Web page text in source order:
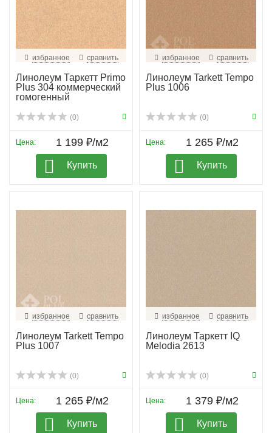
избранное сравнить
Линолеум Таркетт Primo
Plus 304 коммерческий
гомогенный
(0)
Цена: 1 199 ₽/м2
Купить
избранное сравнить
Линолеум Tarkett Tempo
Plus 1006
(0)
Цена: 1 265 ₽/м2
Купить
избранное сравнить
Линолеум Tarkett Tempo
Plus 1007
(0)
Цена: 1 265 ₽/м2
Купить
избранное сравнить
Линолеум Таркетт IQ
Melodia 2613
(0)
Цена: 1 379 ₽/м2
Купить